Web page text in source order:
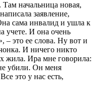
начальница новая,
заявление,
сама инвалид и ушла к
учете. И она очень
– это ее слова. Ну вот и
И ничего никто
жила. Ира мне говорила:
убили. Он меня
это у нас есть,